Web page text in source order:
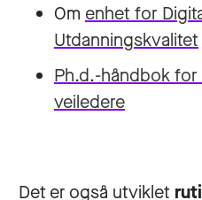
Om enhet for
Utdanningskvalitet
Ph.d.-håndbok
veiledere
Det er også utviklet